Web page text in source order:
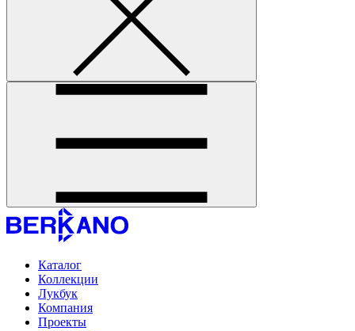
Каталог
Коллекции
Лукбук
Компания
Проекты